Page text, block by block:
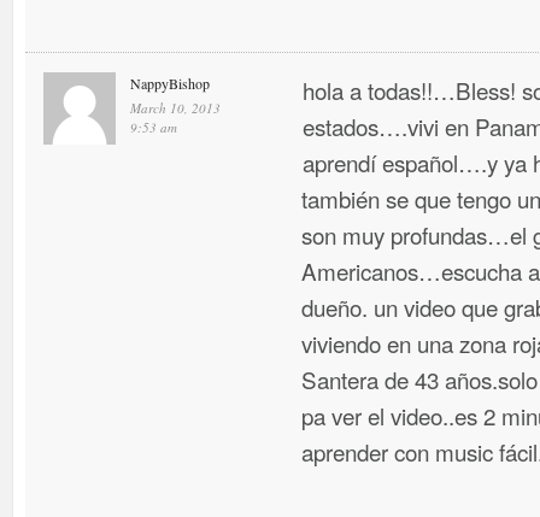
NappyBishop
March 10, 2013
9:53 am
hola a todas!!…Bless!
estados….vivi en
aprendí español….y ya
también se que tengo
son muy profundas…el
Americanos…escucha
dueño. un video que
viviendo en una zona
Santera de 43
pa ver el video..es 2
aprender con music